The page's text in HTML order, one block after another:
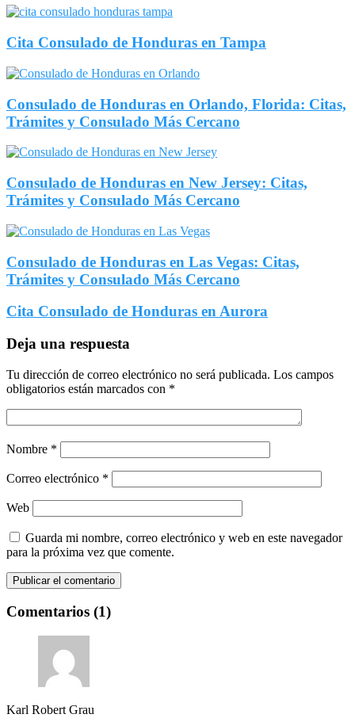
Cita Consulado de Honduras en Tampa
Consulado de Honduras en Orlando, Florida: Citas,
Trámites y Consulado Más Cercano
Consulado de Honduras en New Jersey: Citas,
Trámites y Consulado Más Cercano
Consulado de Honduras en Las Vegas: Citas,
Trámites y Consulado Más Cercano
Cita Consulado de Honduras en Aurora
Deja una respuesta
Tu dirección de correo electrónico no será publicada. Los campos
obligatorios están marcados con *
Nombre *
Correo electrónico *
Web
Guarda mi nombre, correo electrónico y web en este navegador
para la próxima vez que comente.
Comentarios (1)
Karl Robert Grau